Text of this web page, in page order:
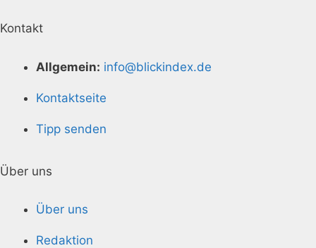
Kontakt
Allgemein: info@blickindex.de
Kontaktseite
Tipp senden
Über uns
Über uns
Redaktion